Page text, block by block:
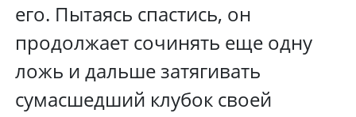
его. Пытаясь спастись, он
продолжает сочинять еще одну
ложь и дальше затягивать
сумасшедший клубок своей